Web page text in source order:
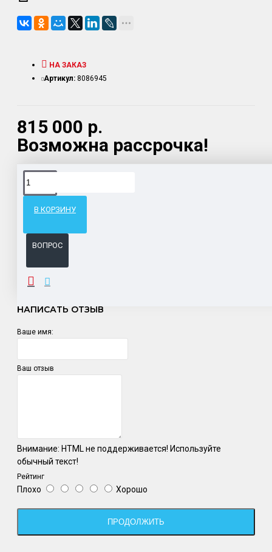
815 000 р.
Возможна рассрочка!
НА ЗАКАЗ
Артикул: 8086945
В КОРЗИНУ
ВОПРОС
Доставка товара по всему Таможенному союзу.
ОТЗЫВЫ
НАПИСАТЬ ОТЗЫВ
Ваше имя:
Ваш отзыв
Внимание: HTML не поддерживается! Используйте
обычный текст!
Рейтинг
Плохо Хорошо
ПРОДОЛЖИТЬ